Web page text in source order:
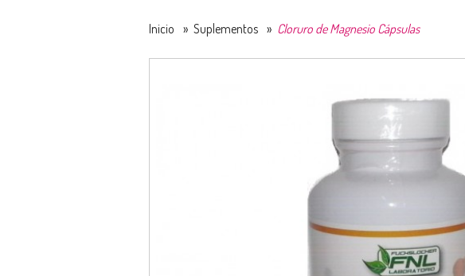
Inicio » Suplementos » Cloruro de Magnesio Cápsulas